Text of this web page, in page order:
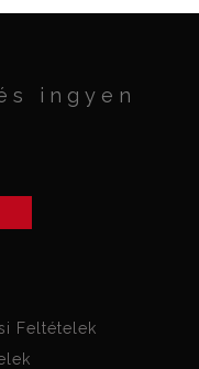
ingyen
Feltételek